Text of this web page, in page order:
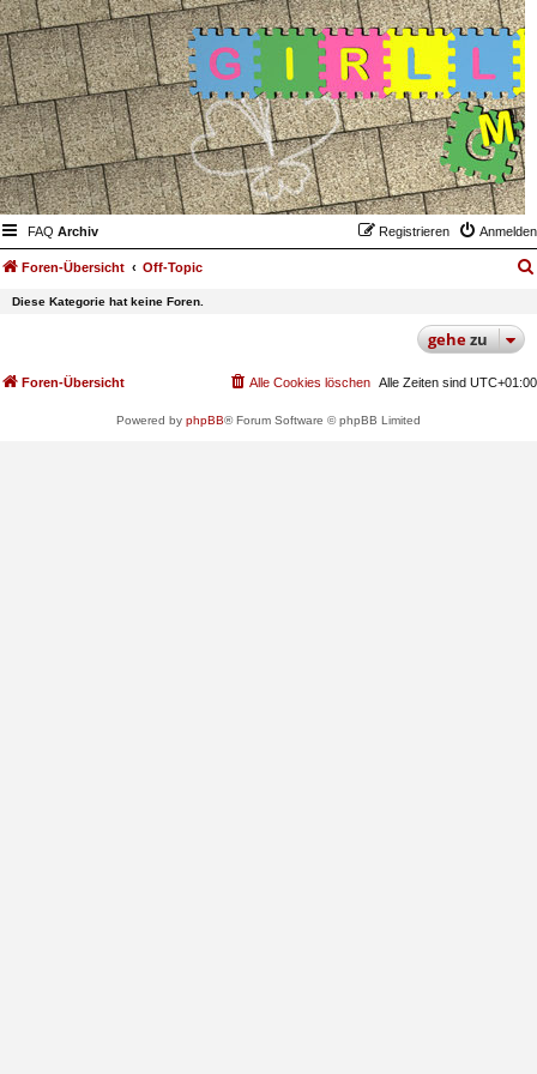
FAQ Archiv Anmelden
Registrieren
Foren-Übersicht Off-Topic
Diese Kategorie hat keine Foren.
gehezu
Foren-Übersicht Alle Zeiten sind UTC+01:00
Alle Cookies löschen
Powered by phpBB® Forum Software © phpBB Limited